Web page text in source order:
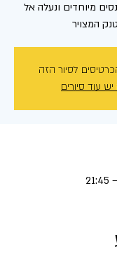
מיוחדים ונעלה אל
המצויר
לסיור הזה
עוד סיורים